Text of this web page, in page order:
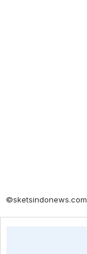
©sketsindonews.com